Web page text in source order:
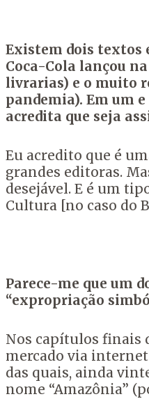
Existem dois textos
Coca-Cola lançou
livrarias) e o muito
pandemia). Em um
acredita que seja
Eu acredito que é
grandes editoras.
desejável. E é um
Cultura [no caso do
Parece-me que um
“expropriação
Nos capítulos finais
mercado via
das quais, ainda
nome “Amazônia”